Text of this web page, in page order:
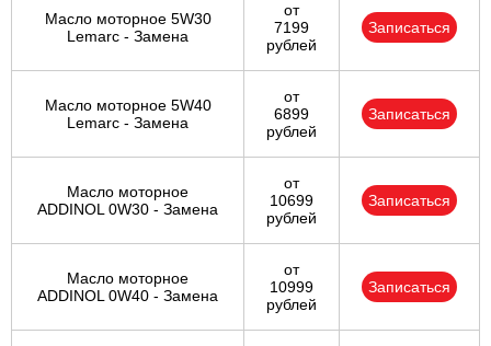
Масло моторное 5W30
Lemarc - Замена
от
7199
рублей
Записаться
Масло моторное 5W40
Lemarc - Замена
от
6899
рублей
Записаться
Масло моторное
ADDINOL 0W30 - Замена
от
10699
рублей
Записаться
Масло моторное
ADDINOL 0W40 - Замена
от
10999
рублей
Записаться